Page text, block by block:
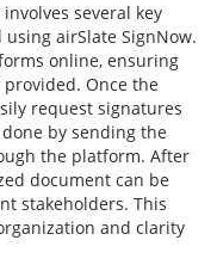
several key
airSlate SignNow.
online, ensuring
Once the
request signatures
by sending the
the platform. After
document can be
stakeholders. This
and clarity